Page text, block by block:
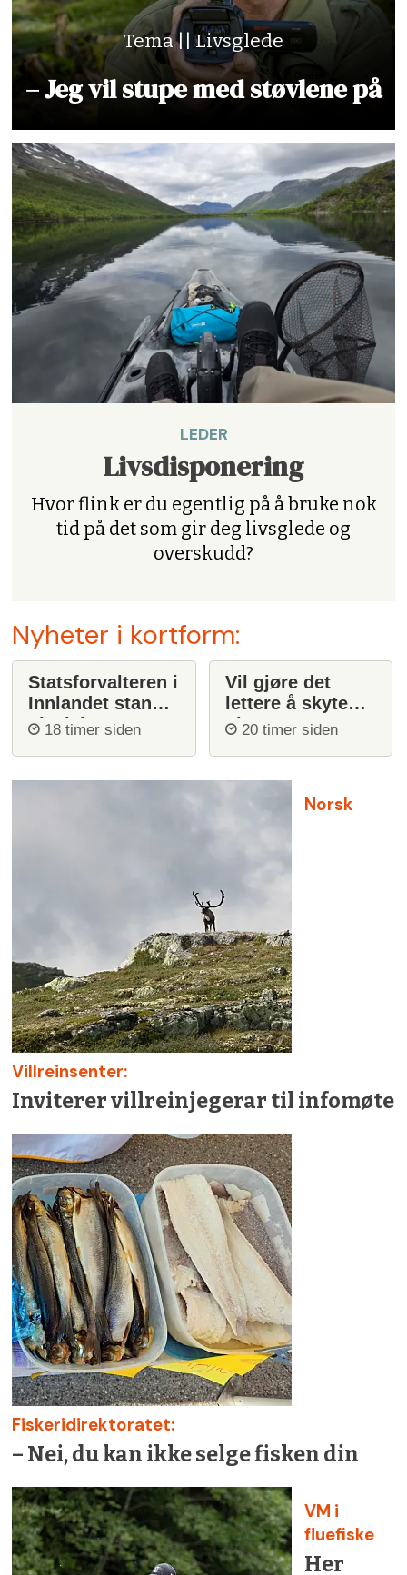
Tema || Livsglede
– Jeg vil stupe med støvlene på
LEDER
Livsdisponering
Hvor flink er du egentlig på å bruke nok
tid på det som gir deg livsglede og
overskudd?
Nyheter i kortform:
Statsforvalteren i
Innlandet stanser
ulvejakt
18 timer siden
Vil gjøre det
lettere å skyte
ulv20 timer siden
Norsk
Villreinsenter:
Inviterer villreinjegerar til infomøte
Fiskeridirektoratet:
– Nei, du kan ikke selge fisken din
VM i
fluefiske
Her